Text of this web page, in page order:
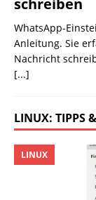
WhatsApp-
Anleitung. Sie
Nachricht
[...]
LINUX: TIPPS
LINUX